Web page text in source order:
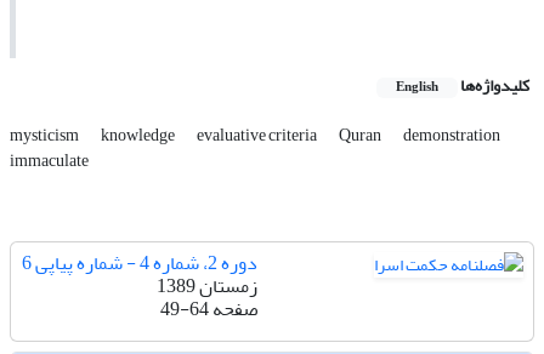
کلیدواژه‌ها English
mysticism knowledge evaluative criteria Quran demonstration
immaculate
دوره 2، شماره 4 - شماره پیاپی 6
زمستان 1389
صفحه49-64